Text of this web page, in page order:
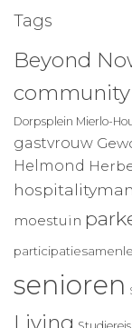
Tags
Beyond
community
Dorpsplein Mierlo-
gastvrouw
Helmond
moestuin
senioren
Living